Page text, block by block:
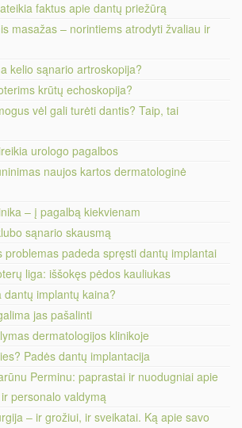
faktus apie dantų priežūrą
masažas – norintiems atrodyti žvaliau ir
kelio sąnario artroskopija?
krūtų echoskopija?
vėl gali turėti dantis? Taip, tai
urologo pagalbos
naujos kartos dermatologinė
– į pagalbą kiekvienam
sąnario skausmą
problemas padeda spręsti dantų implantai
liga: iššokęs pėdos kauliukas
dantų implantų kaina?
jas pašalinti
dermatologijos klinikoje
Padės dantų implantacija
Perminu: paprastai ir nuodugniai apie
personalo valdymą
– ir grožiui, ir sveikatai. Ką apie savo